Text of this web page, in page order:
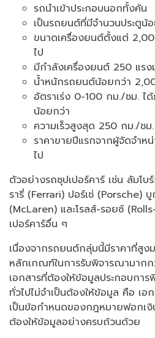
รถนำเข้าประกอบนอกทั้งคัน
เป็นรถยนต์ที่มีจำนวนประตูน้
ขนาดเครื่องยนต์ตั้งแต่
ไป
มีกำลังเครื่องยนต์ 250 แรง
น้ำหนักรถยนต์น้อยกว่า
อัตราเร่ง 0-100 กม./ชม. ไ
น้อยกว่า
ความเร็วสูงสุด 250 กม./ช
ราคาขายปีแรกจากผู้จัดจำห
ไป
ตัวอย่างรถซุปเปอร์คาร์ เช่น ลัมโ
รารี่ (Ferrari) ปอร์เช่ (Porsche)
(McLaren) และโรลส์-รอยซ์
เปอร์คาร์อื่น ๆ
เนื่องจากรถยนต์กลุ่มนี้มีราคาที่สูง
หลักเกณฑ์ในการรับพิจารณามาก
เอกสารที่ต้องให้ข้อมูลประกอบกา
ทั่วไปไม่จำเป็นต้องให้ข้อมูล คือ เ
เป็นข้อกำหนดของกฎหมายฟอกเงิ
ต้องให้ข้อมูลอย่างครบถ้วนด้วย